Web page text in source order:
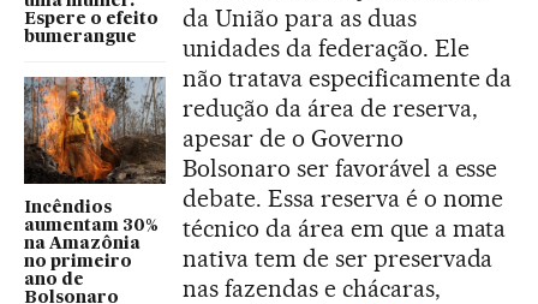
Espere o efeito
bumerangue
Incêndios
aumentam 30%
na Amazônia
no primeiro
ano de
Bolsonaro
da União para as duas
unidades da federação. Ele
não tratava especificamente da
redução da área de reserva,
apesar de o Governo
Bolsonaro ser favorável a esse
debate. Essa reserva é o nome
técnico da área em que a mata
nativa tem de ser preservada
nas fazendas e chácaras,